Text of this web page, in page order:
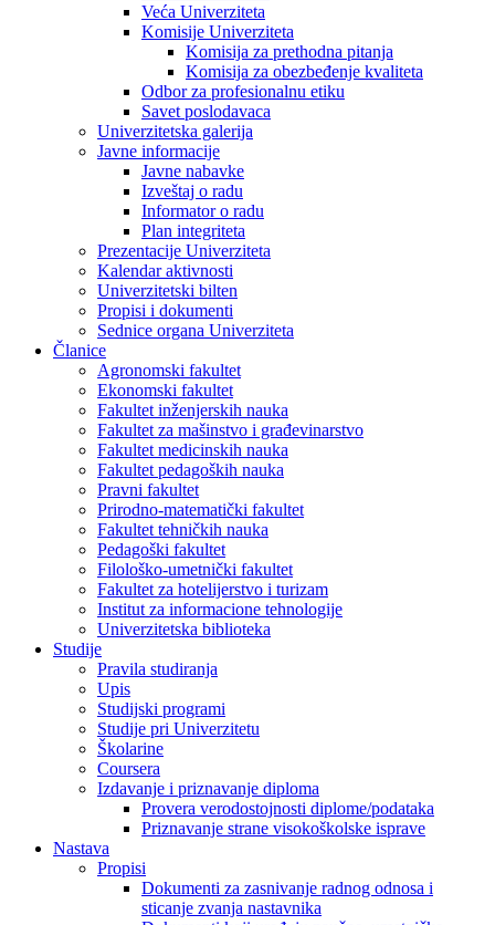
Veća Univerziteta
Komisije Univerziteta
Komisija za prethodna pitanja
Komisija za obezbeđenje kvaliteta
Odbor za profesionalnu etiku
Savet poslodavaca
Univerzitetska galerija
Javne informacije
Javne nabavke
Izveštaj o radu
Informator o radu
Plan integriteta
Prezentacije Univerziteta
Kalendar aktivnosti
Univerzitetski bilten
Propisi i dokumenti
Sednice organa Univerziteta
Članice
Agronomski fakultet
Ekonomski fakultet
Fakultet inženjerskih nauka
Fakultet za mašinstvo i građevinarstvo
Fakultet medicinskih nauka
Fakultet pedagoških nauka
Pravni fakultet
Prirodno-matematički fakultet
Fakultet tehničkih nauka
Pedagoški fakultet
Filološko-umetnički fakultet
Fakultet za hotelijerstvo i turizam
Institut za informacione tehnologije
Univerzitetska biblioteka
Studije
Pravila studiranja
Upis
Studijski programi
Studije pri Univerzitetu
Školarine
Coursera
Izdavanje i priznavanje diploma
Provera verodostojnosti diplome/podataka
Priznavanje strane visokoškolske isprave
Nastava
Propisi
Dokumenti za zasnivanje radnog odnosa i
sticanje zvanja nastavnika